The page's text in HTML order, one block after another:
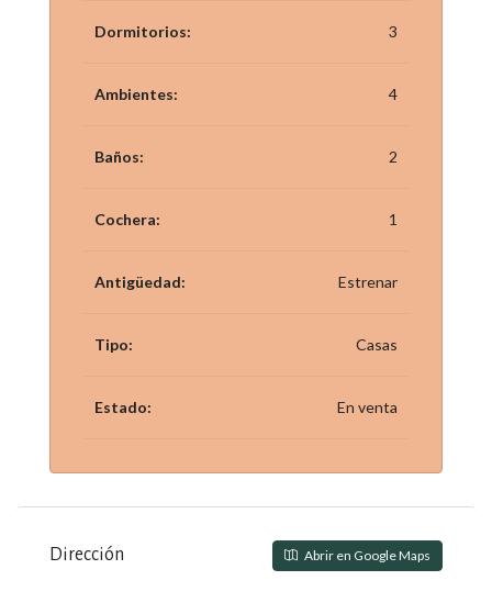
Dormitorios: 3
Ambientes: 4
Baños: 2
Cochera: 1
Antigüedad: Estrenar
Tipo: Casas
Estado: En venta
Dirección Abrir en Google Maps